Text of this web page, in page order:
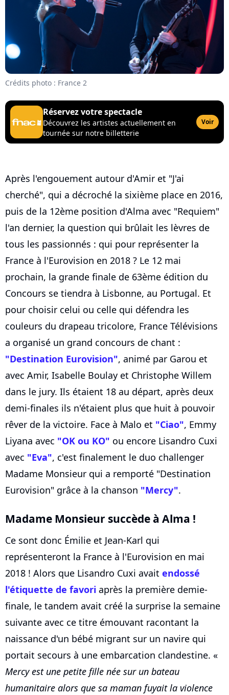
Crédits photo : France 2
Réservez votre spectacle
Découvrez les artistes actuellement en
tournée sur notre billetterie
Voir
Après l'engouement autour d'Amir et "J'ai
cherché", qui a décroché la sixième place en 2016,
puis de la 12ème position d'Alma avec "Requiem"
l'an dernier, la question qui brûlait les lèvres de
tous les passionnés : qui pour représenter la
France à l'Eurovision en 2018 ? Le 12 mai
prochain, la grande finale de 63ème édition du
Concours se tiendra à Lisbonne, au Portugal. Et
pour choisir celui ou celle qui défendra les
couleurs du drapeau tricolore, France Télévisions
a organisé un grand concours de chant :
"Destination Eurovision", animé par Garou et
avec Amir, Isabelle Boulay et Christophe Willem
dans le jury. Ils étaient 18 au départ, après deux
demi-finales ils n'étaient plus que huit à pouvoir
rêver de la victoire. Face à Malo et "Ciao", Emmy
Liyana avec "OK ou KO" ou encore Lisandro Cuxi
avec "Eva", c'est finalement le duo challenger
Madame Monsieur qui a remporté "Destination
Eurovision" grâce à la chanson "Mercy".
Madame Monsieur succède à Alma !
Ce sont donc Émilie et Jean-Karl qui
représenteront la France à l'Eurovision en mai
2018 ! Alors que Lisandro Cuxi avait endossé
l'étiquette de favori après la première demie-
finale, le tandem avait créé la surprise la semaine
suivante avec ce titre émouvant racontant la
naissance d'un bébé migrant sur un navire qui
portait secours à une embarcation clandestine. «
Mercy est une petite fille née sur un bateau
humanitaire alors que sa maman fuyait la violence